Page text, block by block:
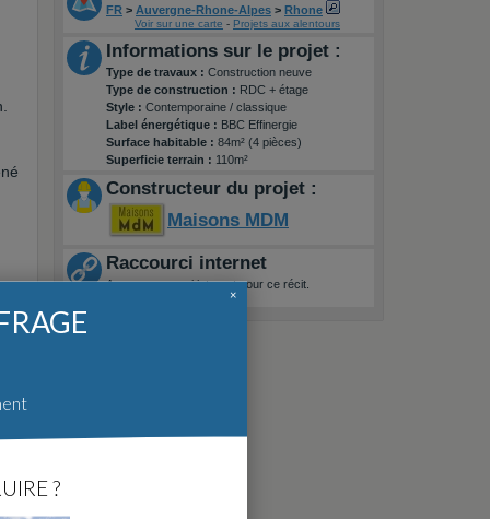
FR > Auvergne-Rhone-Alpes > Rhone
Voir sur une carte - Projets aux alentours
Informations sur le projet :
Type de travaux : Construction neuve
Type de construction : RDC + étage
Style : Contemporaine / classique
Label énergétique : BBC Effinergie
Surface habitable : 84m² (4 pièces)
Superficie terrain : 110m²
Constructeur du projet :
Maisons MDM
Raccourci internet
Aucun raccourci internet pour ce récit.
?
×